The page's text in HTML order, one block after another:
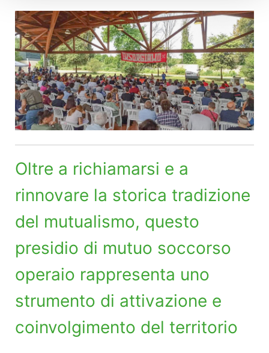
Oltre a richiamarsi e a
rinnovare la storica tradizione
del mutualismo, questo
presidio di mutuo soccorso
operaio rappresenta uno
strumento di attivazione e
coinvolgimento del territorio